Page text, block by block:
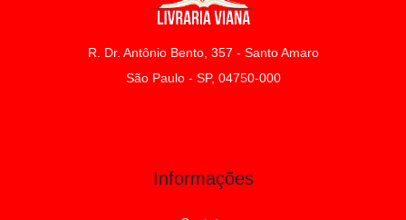
R. Dr. Antônio Bento, 357 - Santo Amaro
São Paulo - SP, 04750-000
Informações